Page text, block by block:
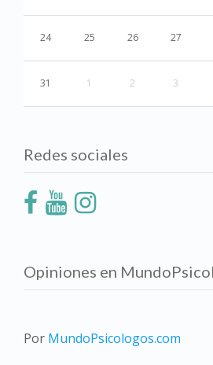
24 25 26 27
31 1 2 3
Redes sociales
Opiniones en
Por MundoPsicologos.com